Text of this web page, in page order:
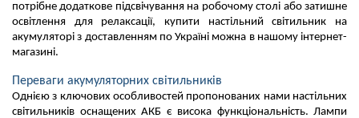
потрібне додаткове підсвічування на робочому столі або затишне
освітлення для релаксації, купити настільний світильник на
акумуляторі з доставленням по Україні можна в нашому інтернет-
магазині.
Переваги акумуляторних світильників
Однією з ключових особливостей пропонованих нами настільних
світильників оснащених АКБ є висока функціональність. Лампи